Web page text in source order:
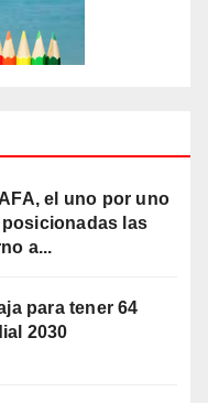
el uno por uno
las
a...
para tener 64
2030